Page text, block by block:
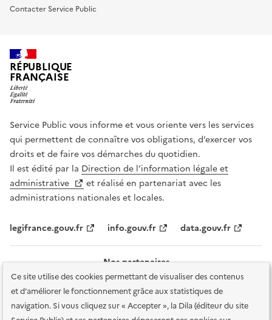
Ce site utilise des cookies permettant de visualiser des contenus
et d'améliorer le fonctionnement grâce aux statistiques de
navigation. Si vous cliquez sur « Accepter », la Dila (éditeur du site
Contacter Service Public
RÉPUBLIQUE
FRANÇAISE
Service Public vous informe et vous oriente vers les services
qui permettent de connaître vos obligations, d’exercer vos
droits et de faire vos démarches du quotidien.
Il est édité par la Direction de l’information légale et
administrative
et réalisé en partenariat avec les
administrations nationales et locales.
legifrance.gouv.fr info.gouv.fr data.gouv.fr
Nos partenaires